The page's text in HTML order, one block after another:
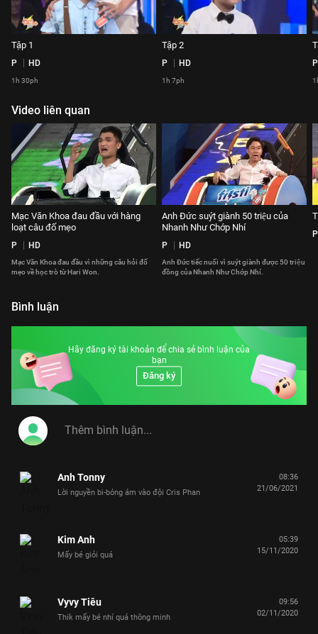
Tập 1
P HD
1h 30ph
Tập 2
P HD
1h 7ph
P
Video liên quan
Mạc Văn Khoa đau đầu với hàng
loạt câu đố mẹo
P HD
Mạc Văn Khoa đau đầu vì những câu hỏi đố
mẹo về học trò từ Hari Won.
Anh Đức suýt giành 50 triệu của
Nhanh Như Chớp Nhí
P HD
Anh Đức tiếc nuối vì suýt giành được 50 triệu
đồng của Nhanh Như Chớp Nhí.
P
Bình luận
Hãy đăng ký tài khoản để chia sẻ bình luận của
bạn
Đăng ký
Anh Tonny
Lời nguyền bi-bóng ám vào đội Cris Phan
08:36
21/06/2021
Kim Anh
Mấy bé giỏi quá
05:39
15/11/2020
Vyvy Tiêu
Thik mấy bé nhí quá thông minh
09:56
02/11/2020